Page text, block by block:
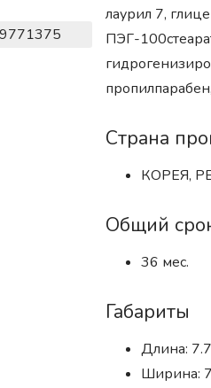
лаурил 7,
ПЭГ-
Страна
КОРЕЯ,
Общий
36 мес.
Габариты
Длина:
Ширина: